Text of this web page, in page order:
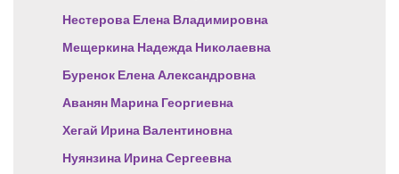
Нестерова Елена Владимировна
Мещеркина Надежда Николаевна
Буренок Елена Александровна
Аванян Марина Георгиевна
Хегай Ирина Валентиновна
Нуянзина Ирина Сергеевна